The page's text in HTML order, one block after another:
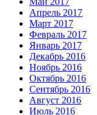
Апрель 2017
Март 2017
Февраль 2017
Январь 2017
Декабрь 2016
Ноябрь 2016
Октябрь 2016
Сентябрь 2016
Август 2016
Июль 2016